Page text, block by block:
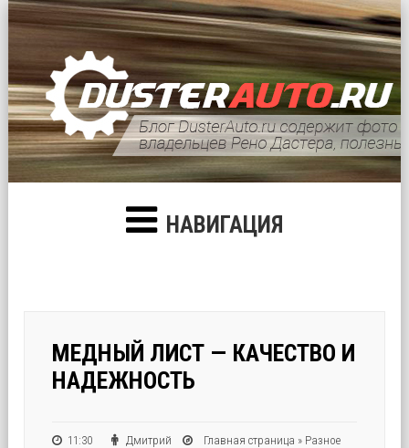
НАВИГАЦИЯ
МЕДНЫЙ ЛИСТ — КАЧЕСТВО И
НАДЕЖНОСТЬ
11:30 Дмитрий Главная страница » Разное